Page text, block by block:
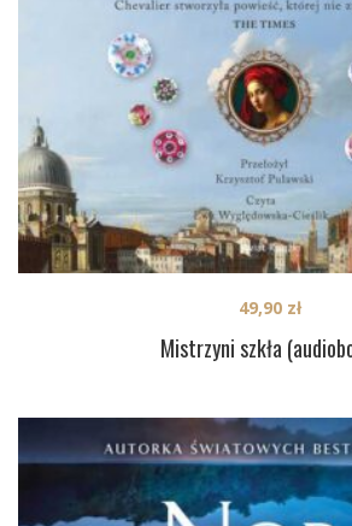
Mistrzyni szkła
49,90 zł